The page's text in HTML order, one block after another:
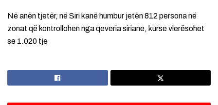
Në anën tjetër, në Siri kanë humbur jetën 812 persona në
zonat që kontrollohen nga qeveria siriane, kurse vlerësohet
se 1.020 tje